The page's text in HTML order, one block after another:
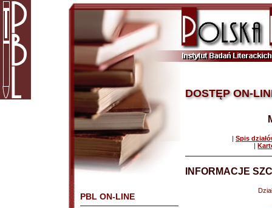
PBL ON-LINE
DOSTĘP ON-
| Spis
|
INFORMACJE